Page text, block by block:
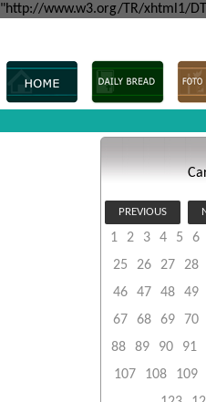
"http://www.w3.org/TR/xhtml1/
PREVIOUS
1 2 3 4 5 6
25
26 27 28
46
47 48 49
67
68 69 70
88
89 90 91
107
108 109